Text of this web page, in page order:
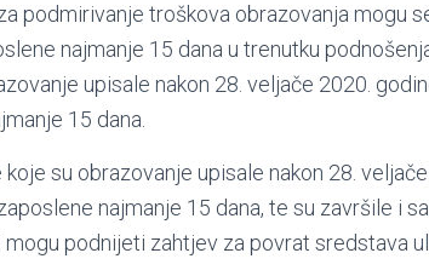
podmirivanje troškova obrazovanja mogu
najmanje 15 dana u trenutku
upisale nakon 28. veljače 2020.
15 dana.
su obrazovanje upisale nakon 28.
najmanje 15 dana, te su završile i
podnijeti zahtjev za povrat sredstava